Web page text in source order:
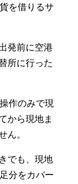
を借りるサ
発前に空港
所に行った
作のみで現
から現地ま
ん。
でも、現地
分をカバー